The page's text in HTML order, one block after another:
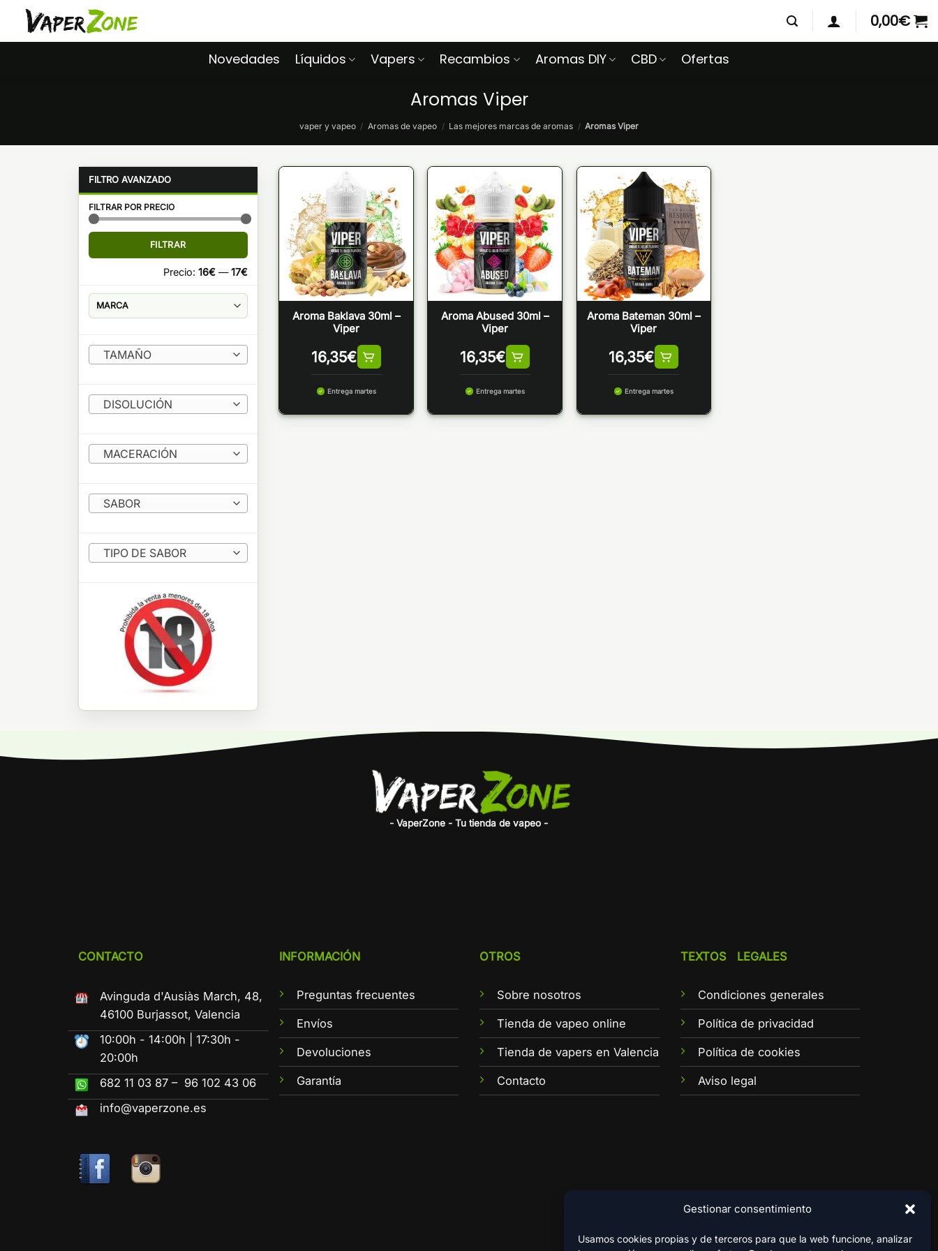
Gestionar consentimiento
Usamos cookies propias y de terceros para que la web funcione, analizar
Saltar
contenido
0,00€
Novedades Líquidos Vapers Recambios Aromas DIY CBD Ofertas
Aromas Viper
vaper y vapeo / Aromas de vapeo / Las mejores marcas de aromas / Aromas Viper
FILTRAR POR PRECIO
Precio
Precio
FILTRAR
Precio: 16€—17€
TAMAÑO
DISOLUCIÓN
MACERACIÓN
SABOR
TIPO DE SABOR
Aroma Baklava 30ml –
Viper
16,35€
Entrega martes
Aroma Abused 30ml –
Viper
16,35€
Entrega martes
Aroma Bateman 30ml –
Viper
16,35€
Entrega martes
- VaperZone - Tu tienda de vapeo -
CONTACTO
Avinguda d'Ausiàs March, 48,
46100 Burjassot, Valencia
10:00h - 14:00h | 17:30h -
20:00h
682 11 03 87 – 96 102 43 06
info@vaperzone.es
INFORMACIÓN
Preguntas frecuentes
Envíos
Devoluciones
Garantía
OTROS
Sobre nosotros
Tienda de vapeo online
Tienda de vapers en Valencia
Contacto
TEXTOS LEGALES
Condiciones generales
Política de privacidad
Política de cookies
Aviso legal